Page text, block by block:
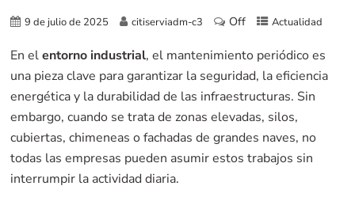
9 de julio de 2025 citiserviadm-c3 Off Actualidad
En elentorno industrial, el mantenimiento periódico es
una pieza clave para garantizar la seguridad, la eficiencia
energética y la durabilidad de las infraestructuras. Sin
embargo, cuando se trata de zonas elevadas, silos,
cubiertas, chimeneas o fachadas de grandes naves, no
todas las empresas pueden asumir estos trabajos sin
interrumpir la actividad diaria.